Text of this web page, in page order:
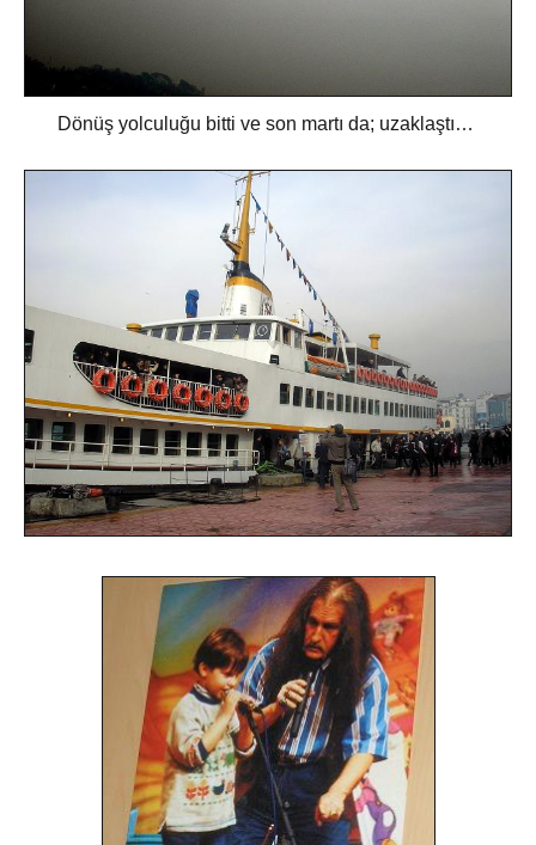
Dönüş yolculuğu bitti ve son martı da; uzaklaştı…